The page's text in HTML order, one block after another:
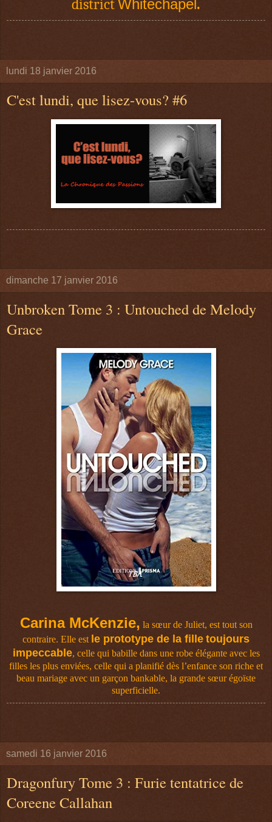
districtWhitechapel.
lundi 18 janvier 2016
C'est lundi, que lisez-vous? #6
dimanche 17 janvier 2016
Unbroken Tome 3 : Untouched de Melody
Grace
Carina McKenzie, la sœur de Juliet, est tout son
contraire. Elle est le prototype de la fille toujours
impeccable, celle qui babille dans une robe élégante avec les
filles les plus enviées, celle qui a planifié dès l’enfance son riche et
beau mariage avec un garçon bankable, la grande sœur égoïste
superficielle.
samedi 16 janvier 2016
Dragonfury Tome 3 : Furie tentatrice de
Coreene Callahan